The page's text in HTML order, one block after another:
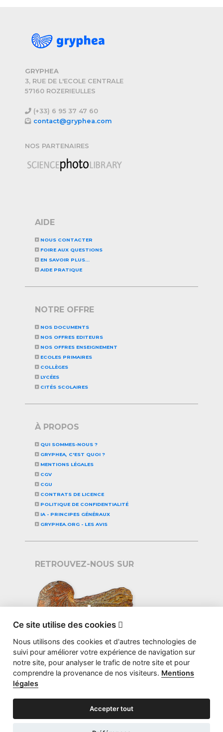
GRYPHEA
3, RUE DE L'ECOLE CENTRALE
57160 ROZERIEULLES
(+33) 6 95 37 47 60
contact@gryphea.com
NOS PARTENAIRES
AIDE
NOUS CONTACTER
FOIRE AUX QUESTIONS
EN SAVOIR PLUS...
AIDE PRATIQUE
NOTRE OFFRE
NOS DOCUMENTS
NOS OFFRES EDITEURS
NOS OFFRES ENSEIGNEMENT
ECOLES PRIMAIRES
COLLÈGES
LYCÉES
CITÉS SCOLAIRES
À PROPOS
QUI SOMMES-NOUS ?
GRYPHEA, C'EST QUOI ?
MENTIONS LÉGALES
CGV
CGU
CONTRATS DE LICENCE
POLITIQUE DE CONFIDENTIALITÉ
IA - PRINCIPES GÉNÉRAUX
GRYPHEA.ORG - LES AVIS
RETROUVEZ-NOUS SUR
©2026 GRYPHEA.ORG - CONCEPTIONSTUDIO BS
Ce site utilise des cookies 
Nous utilisons des cookies et d'autres technologies de
suivi pour améliorer votre expérience de navigation sur
notre site, pour analyser le trafic de notre site et pour
comprendre la provenance de nos visiteurs. Mentions
légales
Accepter tout